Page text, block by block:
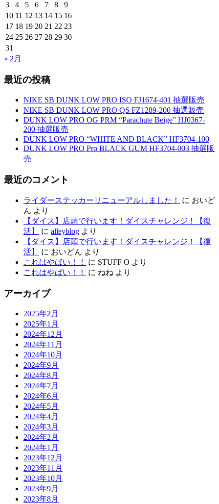
3
4 5 6 7 8
9
10 11 12 13 14 15 16
17 18 19 20 21 22 23
24 25 26 27 28 29 30
31
« 2月
最近の投稿
NIKE SB DUNK LOW PRO ISO FJ1674-401 抽選販売
NIKE SB DUNK LOW PRO QS FZ1289-200 抽選販売
DUNK LOW PRO OG PRM “Parachute Beige” HJ0367-
200 抽選販売
DUNK LOW PRO “WHITE AND BLACK” HF3704-100
DUNK LOW PRO Pro BLACK GUM HF3704-003 抽選販
売
最近のコメント
ライダーステッカーリニューアルしました！ に おいど
ん より
【ダイス】店頭で行います！ダイスチャレンジ！【復
活】
に alleyblog より
【ダイス】店頭で行います！ダイスチャレンジ！【復
活】
に おいどん より
これはやばい！！
に STUFF O より
これはやばい！！
に ねね より
アーカイブ
2025年2月
2025年1月
2024年12月
2024年11月
2024年10月
2024年9月
2024年8月
2024年7月
2024年6月
2024年5月
2024年4月
2024年3月
2024年2月
2024年1月
2023年12月
2023年11月
2023年10月
2023年9月
2023年8月